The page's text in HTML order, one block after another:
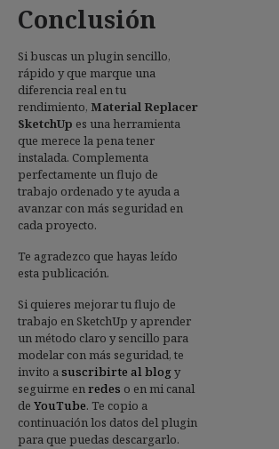
Conclusión
Si buscas un plugin sencillo,
rápido y que marque una
diferencia real en tu
rendimiento, Material Replacer
SketchUp es una herramienta
que merece la pena tener
instalada. Complementa
perfectamente un flujo de
trabajo ordenado y te ayuda a
avanzar con más seguridad en
cada proyecto.
Te agradezco que hayas leído
esta publicación.
Si quieres mejorar tu flujo de
trabajo en SketchUp y aprender
un método claro y sencillo para
modelar con más seguridad, te
invito asuscribirte al blogy
seguirme enredes o en mi canal
de YouTube. Te copio a
continuación los datos del plugin
para que puedas descargarlo.